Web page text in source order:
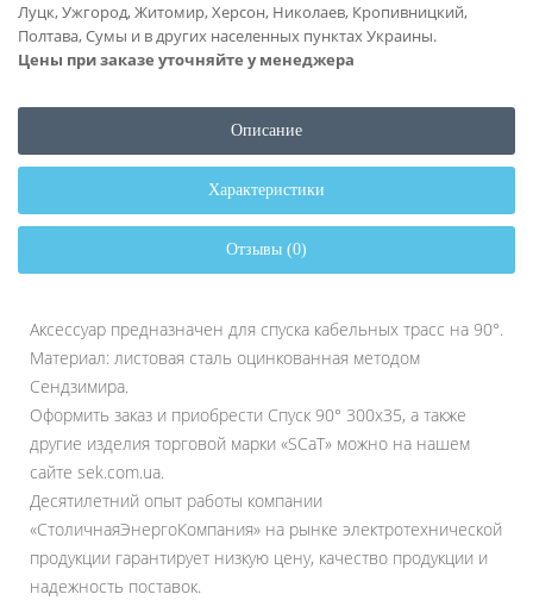
Луцк, Ужгород, Житомир, Херсон, Николаев, Кропивницкий,
Полтава, Сумы и в других населенных пунктах Украины.
Цены при заказе уточняйте у менеджера
Описание
Характеристики
Отзывы (0)
Аксессуар предназначен для спуска кабельных трасс на 90°.
Материал: листовая сталь оцинкованная методом
Сендзимира.
Оформить заказ и приобрести Спуск 90° 300х35, а также
другие изделия торговой марки «SCaT» можно на нашем
сайте sek.com.ua.
Десятилетний опыт работы компании
«СтоличнаяЭнергоКомпания» на рынке электротехнической
продукции гарантирует низкую цену, качество продукции и
надежность поставок.